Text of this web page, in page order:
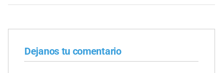
Dejanos tu comentario